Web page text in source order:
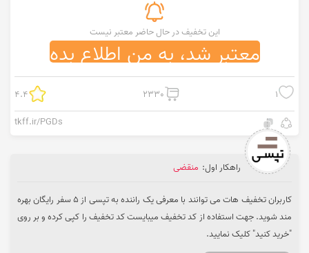
این تخفیف در حال حاضر معتبر نیست
معتبر شد، به من اطلاع بده
1
2330
4.4
tkff.ir/PGDs
راهکار اول: منقضی
کاربران تخفیف هات می توانند با معرفی یک راننده به تپسی از 5 سفر رایگان بهره
مند شوید. جهت استفاده از کد تخفیف میبایست کد تخفیف را کپی کرده و بر روی
"خرید کنید" کلیک نمایید.